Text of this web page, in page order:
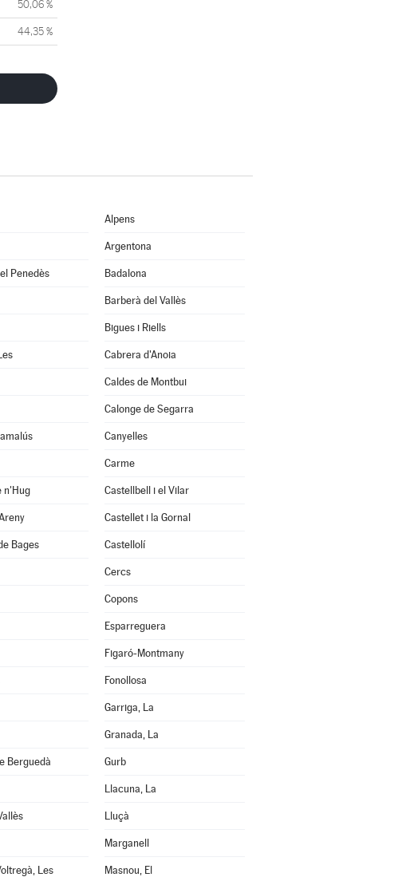
50,06 %
44,35 %
Alpens
Argentona
Penedès Badalona
Barberà del Vallès
Bigues i Riells
Cabrera d'Anoia
Caldes de Montbui
Calonge de Segarra
Canyelles
Carme
n'Hug Castellbell i el Vilar
Castellet i la Gornal
Bages Castellolí
Cercs
Copons
Esparreguera
Figaró-Montmany
Fonollosa
Garriga, La
Granada, La
Berguedà Gurb
Llacuna, La
Lluçà
Marganell
Les Masnou, El